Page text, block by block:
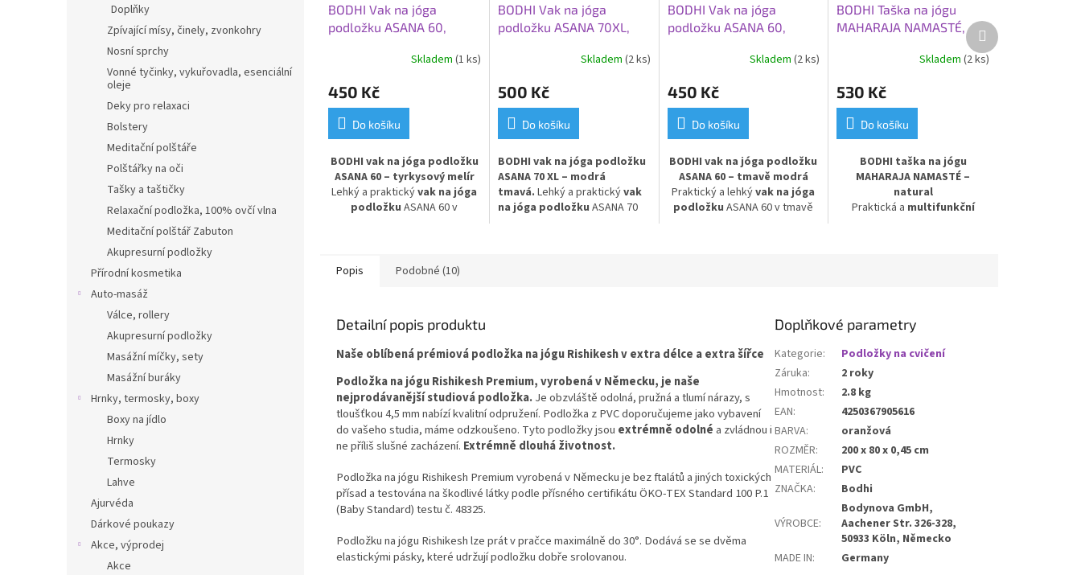
Doplňky
Zpívající mísy, činely, zvonkohry
Nosní sprchy
Vonné tyčinky, vykuřovadla, esenciální
oleje
Deky pro relaxaci
Bolstery
Meditační polštáře
Polštářky na oči
Tašky a taštičky
Relaxační podložka, 100% ovčí vlna
Meditační polštář Zabuton
Akupresurní podložky
Přírodní kosmetika
Auto-masáž
Válce, rollery
Akupresurní podložky
Masážní míčky, sety
Masážní buráky
Hrnky, termosky, boxy
Boxy na jídlo
Hrnky
Termosky
Lahve
Ajurvéda
Dárkové poukazy
Akce, výprodej
Akce
BODHI Vak na jóga
podložku ASANA 60,
Skladem (1 ks)
450 Kč
Do košíku
BODHI vak na jóga podložku
ASANA 60 – tyrkysový melír
Lehký a praktickývak na jóga
podložku ASANA 60 v
chrání podložku před vlhkostí a
cvičení doma i ve studiu.
BODHI Vak na jóga
podložku ASANA 70XL,
Skladem (2 ks)
500 Kč
Do košíku
BODHI vak na jóga podložku
ASANA 70 XL – modrá
tmavá. Lehký a praktickývak
na jóga podložku ASANA 70
BODHI Vak na jóga
podložku ASANA 60,
Skladem(2 ks)
450 Kč
Do košíku
BODHI vak na jóga podložku
ASANA 60 – tmavě modrá
Praktický a lehkývak na jóga
podložku ASANA 60 v tmavě
cvičení doma i ve studiu.
BODHI Taška na jógu
MAHARAJA NAMASTÉ,
Skladem (2 ks)
530 Kč
Do košíku
BODHI taška na jógu
MAHARAJA NAMASTÉ –
natural
Praktická a multifunkční
všechny milovníky jógy.
Další
produkt
Popis Podobné (10)
Detailní popis produktu
Naše oblíbená prémiová podložka na jógu Rishikesh v extra délce a extra šířce
Podložka na jógu Rishikesh Premium, vyrobená v Německu, je naše
nejprodávanější studiová podložka.Je obzvláště odolná, pružná a tlumí nárazy, s
tloušťkou 4,5 mm nabízí kvalitní odpružení. Podložka z PVC doporučujeme jako vybavení
do vašeho studia, máme odzkoušeno. Tyto podložky jsou extrémně odolné a zvládnou i
ne příliš slušné zacházení. Extrémně dlouhá životnost.
Podložka na jógu Rishikesh Premium vyrobená v Německu je bez ftalátů a jiných toxických
přísad a testovánana škodlivé látky podle přísného certifikátu ÖKO-TEX Standard 100 P.1
(Baby Standard) testu č. 48325.
Podložku na jógu Rishikesh lze prát v pračce maximálně do 30°. Dodává se se dvěma
elastickými pásky,které udržují podložku dobře srolovanou.
Doplňkové parametry
Kategorie:
Podložky na cvičení
Záruka:
2 roky
Hmotnost:
2.8 kg
EAN:
4250367905616
BARVA:
oranžová
ROZMĚR:
200 x 80 x 0,45 cm
MATERIÁL:
PVC
ZNAČKA: Bodhi
VÝROBCE:
Bodynova GmbH,
Aachener Str. 326-328,
50933 Köln, Německo
MADE IN: Germany